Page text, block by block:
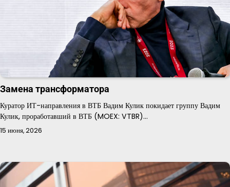
Замена трансформатора
Куратор ИТ-направления в ВТБ Вадим Кулик покидает группу Вадим
Кулик, проработавший в ВТБ (MOEX: VTBR)…
15 июня, 2026